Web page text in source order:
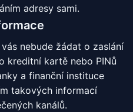
adresy sami.
nebude žádat o zaslání
kreditní kartě nebo PINů
a finanční instituce
takových informací
kanálů.